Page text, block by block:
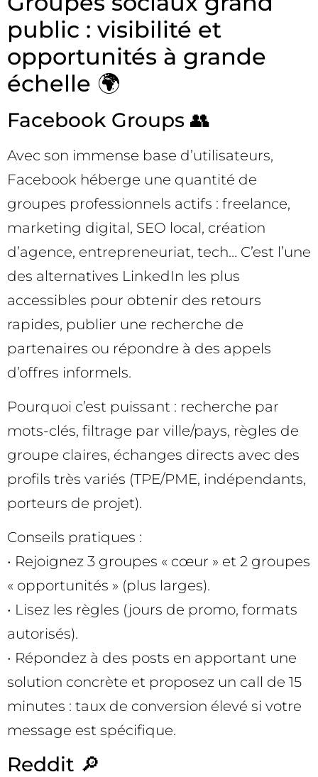
public : visibilité et
opportunités à grande
échelle 🌍
Facebook Groups 👥
Avec son immense base d’utilisateurs,
Facebook héberge une quantité de
groupes professionnels actifs : freelance,
marketing digital, SEO local, création
d’agence, entrepreneuriat, tech… C’est l’une
des alternatives LinkedIn les plus
accessibles pour obtenir des retours
rapides, publier une recherche de
partenaires ou répondre à des appels
d’offres informels.
Pourquoi c’est puissant : recherche par
mots-clés, filtrage par ville/pays, règles de
groupe claires, échanges directs avec des
profils très variés (TPE/PME, indépendants,
porteurs de projet).
Conseils pratiques :
• Rejoignez 3 groupes « cœur » et 2 groupes
« opportunités » (plus larges).
• Lisez les règles (jours de promo, formats
autorisés).
• Répondez à des posts en apportant une
solution concrète et proposez un call de 15
minutes : taux de conversion élevé si votre
message est spécifique.
Reddit 🔎